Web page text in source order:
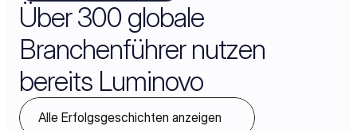
Über 300 globale
Branchenführer nutzen
bereits Luminovo
Alle Erfolgsgeschichten anzeigen